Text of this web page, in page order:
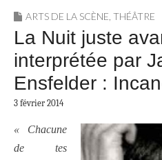
ARTS DE LA SCÈNE, THÉÂTRE
La Nuit juste
interprétée par
Ensfelder :
3 février 2014
« Chacune
de tes